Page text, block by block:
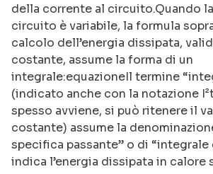
della corrente al circuito.Quando
circuito è variabile, la formula
calcolo dell’energia dissipata,
costante, assume la forma di un
integrale:equazioneIl termine
(indicato anche con la notazione
spesso avviene, si può ritenere il
costante) assume la
specifica passante” o di “integrale
indica l’energia dissipata in calore